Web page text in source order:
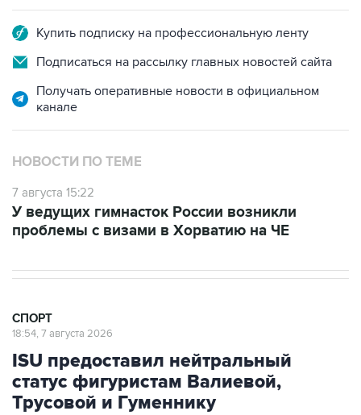
Купить подписку на профессиональную ленту
Подписаться на рассылку главных новостей сайта
Получать оперативные новости в официальном
канале
НОВОСТИ ПО ТЕМЕ
7 августа 15:22
У ведущих гимнасток России возникли
проблемы с визами в Хорватию на ЧЕ
СПОРТ
18:54, 7 августа 2026
ISU предоставил нейтральный
статус фигуристам Валиевой,
Трусовой и Гуменнику